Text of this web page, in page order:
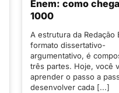
Enem: como
1000
A estrutura da Redação
formato dissertativo-
argumentativo, é
três partes. Hoje, você
aprender o passo a
desenvolver cada [...]